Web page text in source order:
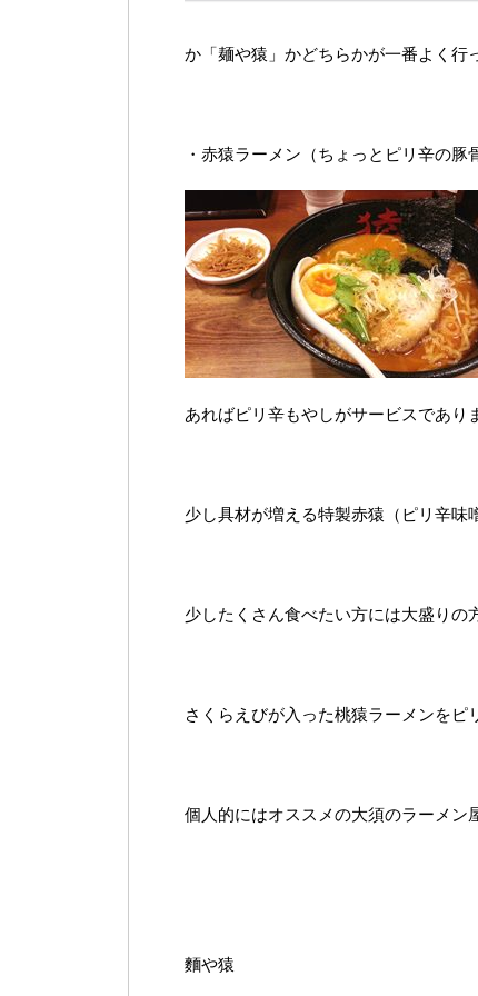
か「麺や猿」かどちらかが一番よく行
・赤猿ラーメン（ちょっとピリ辛の豚
あればピリ辛もやしがサービスであり
少し具材が増える特製赤猿（ピリ辛味
少したくさん食べたい方には大盛りの
さくらえびが入った桃猿ラーメンをピ
個人的にはオススメの大須のラーメン
麵や猿